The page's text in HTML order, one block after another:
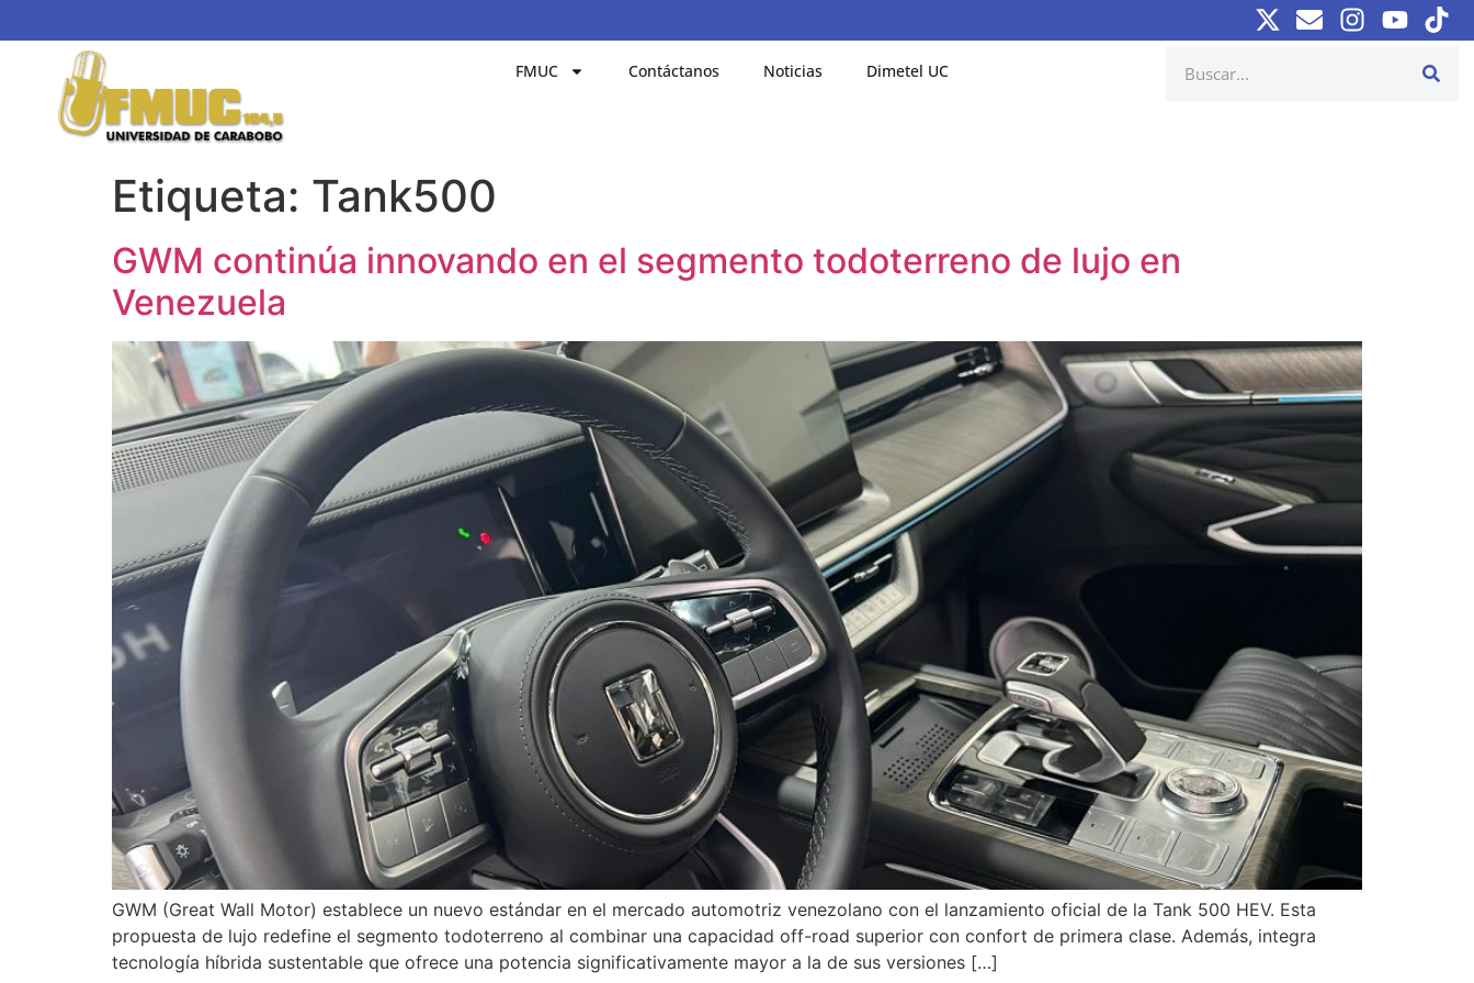
FMUC Contáctanos Noticias Dimetel UC
Etiqueta: Tank500
GWM continúa innovando en el segmento todoterreno de lujo en
Venezuela
GWM (Great Wall Motor) establece un nuevo estándar en el mercado automotriz venezolano con el lanzamiento oficial de la Tank 500 HEV. Esta
propuesta de lujo redefine el segmento todoterreno al combinar una capacidad off-road superior con confort de primera clase. Además, integra
tecnología híbrida sustentable que ofrece una potencia significativamente mayor a la de sus versiones […]